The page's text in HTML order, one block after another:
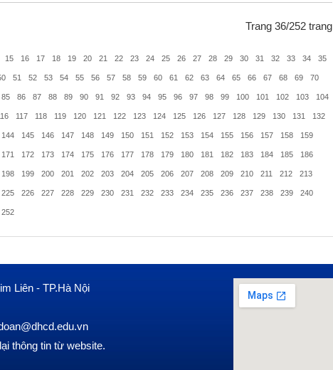
Trang 36/252 trang
15 16 17 18 19 20 21 22 23 24 25 26 27 28 29 30 31 32 33 34 35
51 52 53 54 55 56 57 58 59 60 61 62 63 64 65 66 67 68 69 70
85 86 87 88 89 90 91 92 93 94 95 96 97 98 99 100 101 102 103 104
117 118 119 120 121 122 123 124 125 126 127 128 129 130 131 132
144 145 146 147 148 149 150 151 152 153 154 155 156 157 158 159
171 172 173 174 175 176 177 178 179 180 181 182 183 184 185 186
198 199 200 201 202 203 204 205 206 207 208 209 210 211 212 213
225 226 227 228 229 230 231 232 233 234 235 236 237 238 239 240
252
Liên - TP.Hà Nội
thông tin từ website.